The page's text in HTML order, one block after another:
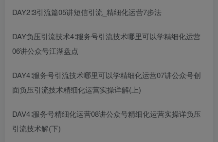
DAY2∶3引流篇05讲短信引流_精细化运营7步法
DAY负压引流技术4∶服务号引流技术哪里可以学精细化运营
06讲公众号江湖盘点
DAY4∶服务号引流技术哪里可以学精细化运营07讲公众号创
面负压引流技术精细化运营实操详解(上)
DAV4∶服务号精细化运营08讲公众号精细化运营实操详负压
引流技术解(下)